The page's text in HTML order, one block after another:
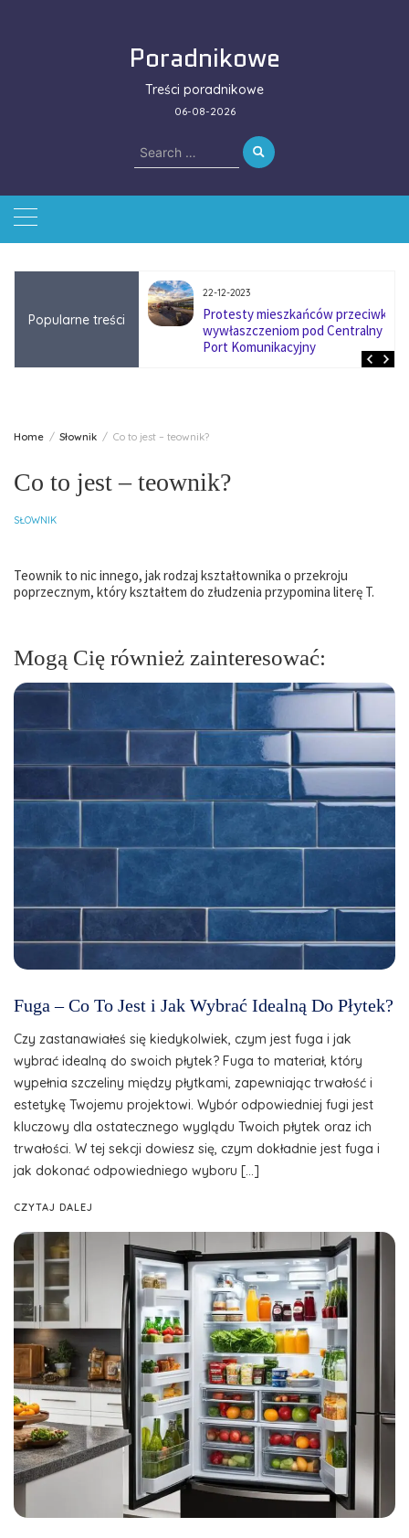
Poradnikowe
Treści poradnikowe
06-08-2026
Search
for:
Popularne treści
się na zmianę
w firmach
22-12-2023
Protesty mieszkańców przeciwko
wywłaszczeniom pod Centralny
Port Komunikacyjny
Home Słownik Co to jest – teownik?
Co to jest – teownik?
SŁOWNIK
Teownik to nic innego, jak rodzaj kształtownika o przekroju
poprzecznym, który kształtem do złudzenia przypomina literę T.
Mogą Cię również zainteresować:
Fuga – Co To Jest i Jak Wybrać Idealną Do Płytek?
Czy zastanawiałeś się kiedykolwiek, czym jest fuga i jak
wybrać idealną do swoich płytek? Fuga to materiał, który
wypełnia szczeliny między płytkami, zapewniając trwałość i
estetykę Twojemu projektowi. Wybór odpowiedniej fugi jest
kluczowy dla ostatecznego wyglądu Twoich płytek oraz ich
trwałości. W tej sekcji dowiesz się, czym dokładnie jest fuga i
jak dokonać odpowiedniego wyboru […]
CZYTAJ DALEJ